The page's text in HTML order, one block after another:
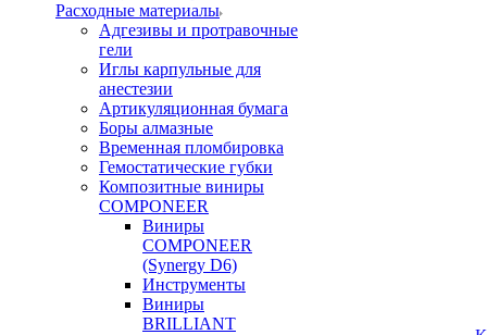
Расходные материалы
Адгезивы и протравочные
гели
Иглы карпульные для
анестезии
Артикуляционная бумага
Боры алмазные
Временная пломбировка
Гемостатические губки
Композитные виниры
COMPONEER
Виниры
COMPONEER
(Synergy D6)
Инструменты
Виниры
BRILLIANT